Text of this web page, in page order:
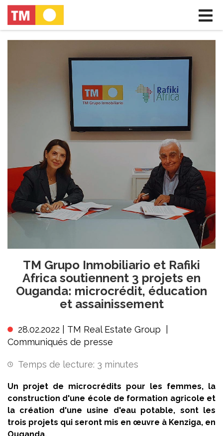
TM Grupo Inmobiliario et Rafiki
Africa soutiennent 3 projets en
Ouganda: microcrédit, éducation
et assainissement
28.02.2022 | TM Real Estate Group
Communiqués de presse
Temps de lecture: 3 minutes
Un projet de microcrédits pour les femmes, la
construction d'une école de formation agricole et
la création d'une usine d'eau potable, sont les
trois projets qui seront mis en œuvre à Kenziga, en